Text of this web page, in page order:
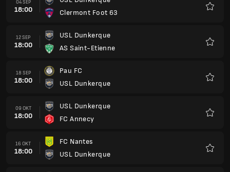
04 SEP
18:00
Clermont Foot 63
12 SEP
18:00
USL Dunkerque
AS Saint-Etienne
18 SEP
18:00
Pau FC
USL Dunkerque
09 OKT
18:00
USL Dunkerque
FC Annecy
16 OKT
18:00
FC Nantes
USL Dunkerque